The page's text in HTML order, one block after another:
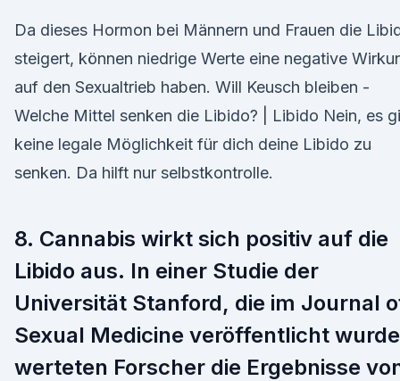
Da dieses Hormon bei Männern und Frauen die
steigert, können niedrige Werte eine negative
auf den Sexualtrieb haben. Will Keusch bleiben -
Welche Mittel senken die Libido? | Libido Nein, es
keine legale Möglichkeit für dich deine Libido zu
senken. Da hilft nur selbstkontrolle.
8. Cannabis wirkt sich positiv auf die
Libido aus. In einer Studie der
Universität Stanford, die im Journal
Sexual Medicine veröffentlicht
werteten Forscher die Ergebnisse